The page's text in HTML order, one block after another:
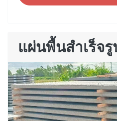
แผ่นพื้นสำเร็จ